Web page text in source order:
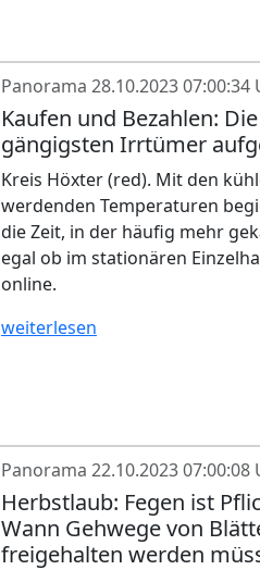
Panorama 28.10.2023 07:00:34
Kaufen und Bezahlen: Die
gängigsten Irrtümer
Kreis Höxter (red). Mit den
werdenden Temperaturen
die Zeit, in der häufig mehr
egal ob im stationären
online.
weiterlesen
Panorama 22.10.2023 07:00:08
Herbstlaub: Fegen ist
Wann Gehwege von
freigehalten werden